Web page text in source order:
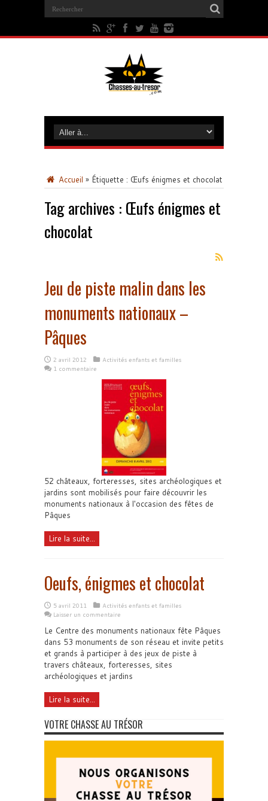
Accueil » Étiquette : Œufs énigmes et chocolat
Tag archives : Œufs énigmes et
chocolat
Jeu de piste malin dans les
monuments nationaux –
Pâques
2 avril 2012
Activités enfants et familles
1 commentaire
52 châteaux, forteresses, sites archéologiques et
jardins sont mobilisés pour faire découvrir les
monuments nationaux à l'occasion des fêtes de
Pâques
Lire la suite...
Oeufs, énigmes et chocolat
5 avril 2011
Activités enfants et familles
Laisser un commentaire
Le Centre des monuments nationaux fête Pâques
dans 53 monuments de son réseau et invite petits
et grands à participer à des jeux de piste à
travers châteaux, forteresses, sites
archéologiques et jardins
Lire la suite...
VOTRE CHASSE AU TRÉSOR